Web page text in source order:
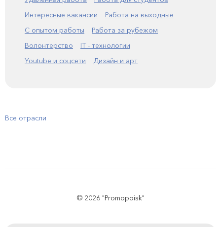
Интересные вакансии
Работа на выходные
С опытом работы
Работа за рубежом
Волонтерство
IT - технологии
Youtube и соцсети
Дизайн и арт
Все отрасли
© 2026 "Promopoisk"